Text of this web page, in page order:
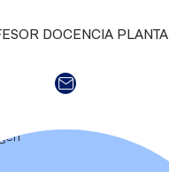
DOCENCIA PLANTA